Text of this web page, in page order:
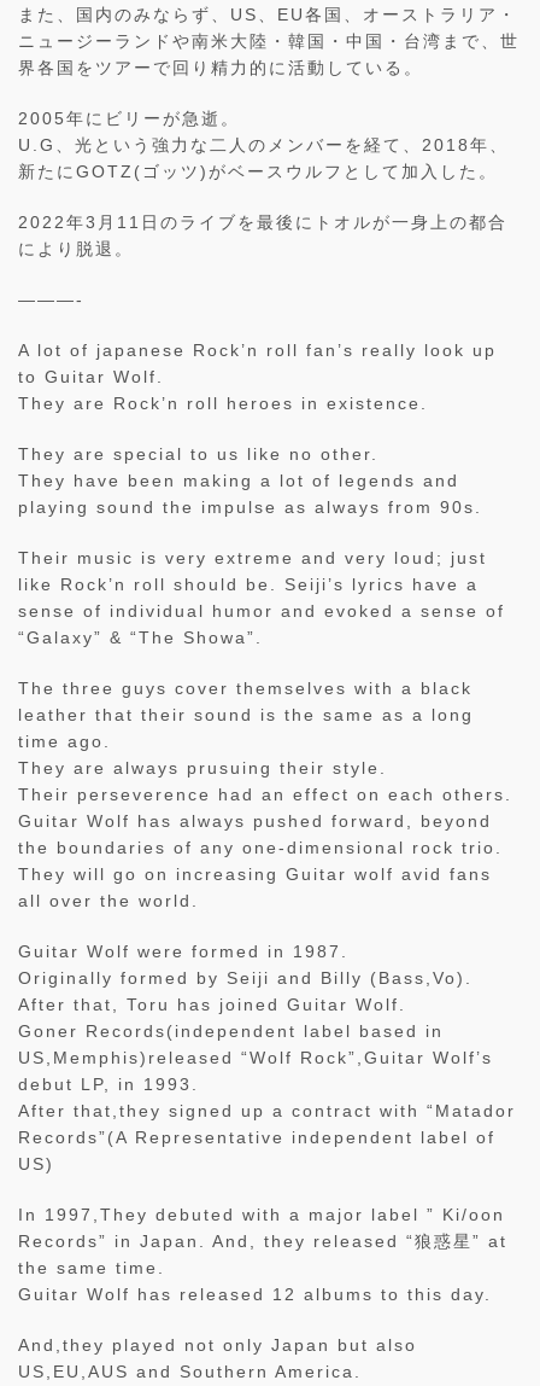
また、国内のみならず、US、EU各国、オーストラリア・
ニュージーランドや南米大陸・韓国・中国・台湾まで、世
界各国をツアーで回り精力的に活動している。
2005年にビリーが急逝。
U.G、光という強力な二人のメンバーを経て、2018年、
新たにGOTZ(ゴッツ)がベースウルフとして加入した。
2022年3月11日のライブを最後にトオルが一身上の都合
により脱退。
———-
A lot of japanese Rock’n roll fan’s really look up
to Guitar Wolf.
They are Rock’n roll heroes in existence.
They are special to us like no other.
They have been making a lot of legends and
playing sound the impulse as always from 90s.
Their music is very extreme and very loud; just
like Rock’n roll should be. Seiji’s lyrics have a
sense of individual humor and evoked a sense of
“Galaxy” & “The Showa”.
The three guys cover themselves with a black
leather that their sound is the same as a long
time ago.
They are always prusuing their style.
Their perseverence had an effect on each others.
Guitar Wolf has always pushed forward, beyond
the boundaries of any one-dimensional rock trio.
They will go on increasing Guitar wolf avid fans
all over the world.
Guitar Wolf were formed in 1987.
Originally formed by Seiji and Billy (Bass,Vo).
After that, Toru has joined Guitar Wolf.
Goner Records(independent label based in
US,Memphis)released “Wolf Rock”,Guitar Wolf’s
debut LP, in 1993.
After that,they signed up a contract with “Matador
Records”(A Representative independent label of
US)
In 1997,They debuted with a major label ” Ki/oon
Records” in Japan. And, they released “狼惑星” at
the same time.
Guitar Wolf has released 12 albums to this day.
And,they played not only Japan but also
US,EU,AUS and Southern America.